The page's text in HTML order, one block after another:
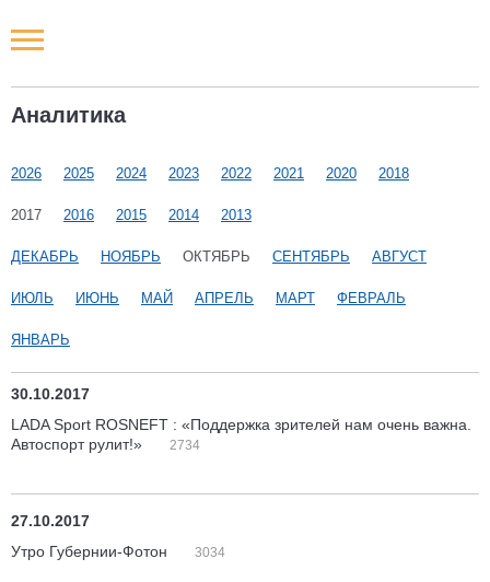
Аналитика
2026 2025 2024 2023 2022 2021 2020 2018
2017 2016 2015 2014 2013
ДЕКАБРЬ НОЯБРЬ ОКТЯБРЬ СЕНТЯБРЬ АВГУСТ
ИЮЛЬ ИЮНЬ МАЙ АПРЕЛЬ МАРТ ФЕВРАЛЬ
ЯНВАРЬ
30.10.2017
LADA Sport ROSNEFT : «Поддержка зрителей нам очень важна.
Автоспорт рулит!»
2734
27.10.2017
Утро Губернии-Фотон
3034
Новости РФ
Наши мероприятия
Статьи